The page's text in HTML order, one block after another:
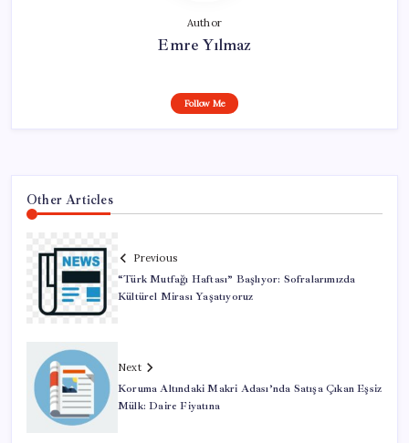
Author
Emre Yılmaz
Follow Me
Other Articles
Previous
“Türk Mutfağı Haftası” Başlıyor: Sofralarımızda
Kültürel Mirası Yaşatıyoruz
Next
Koruma Altındaki Makri Adası’nda Satışa Çıkan Eşsiz
Mülk: Daire Fiyatına